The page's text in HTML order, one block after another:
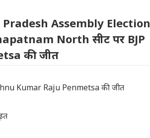
Assembly Election
North सीट पर BJP
की जीत
Kumar Raju Penmetsa की जीत